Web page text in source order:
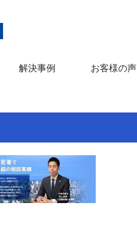
解決事例 お客様の声